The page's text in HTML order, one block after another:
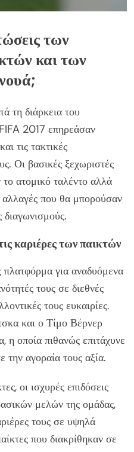
των
και των
τη διάρκεια του
2017 επηρεάσαν
τις τακτικές
Οι βασικές ξεχωριστές
το ατομικό ταλέντο αλλά
αλλαγές που θα μπορούσαν
καριέρες των παικτών
για αναδυόμενα
τους σε διεθνές
τους ευκαιρίες.
και ο Τίμο Βέρνερ
η οποία πιθανώς επιτάχυνε
την αγοραία τους αξία.
οι ισχυρές επιδόσεις
μελών της ομάδας,
τους σε υψηλά
που διακρίθηκαν σε